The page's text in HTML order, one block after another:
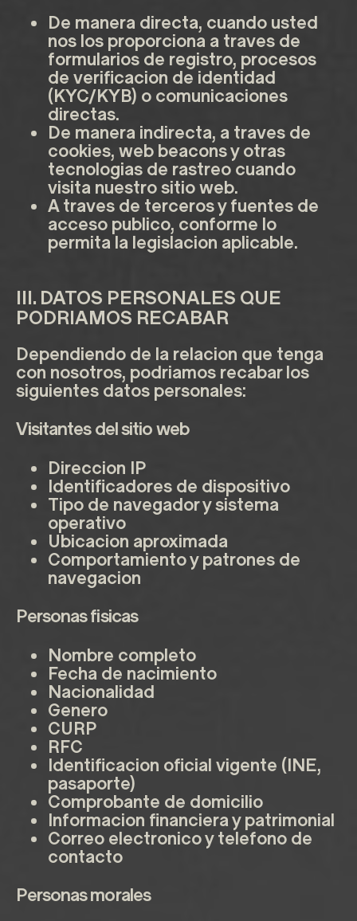
De manera directa, cuando usted
nos los proporciona a traves de
formularios de registro, procesos
de verificacion de identidad
(KYC/KYB) o comunicaciones
directas.
De manera indirecta, a traves de
cookies, web beacons y otras
tecnologias de rastreo cuando
visita nuestro sitio web.
A traves de terceros y fuentes de
acceso publico, conforme lo
permita la legislacion aplicable.
III. DATOS PERSONALES QUE
PODRIAMOS RECABAR
Dependiendo de la relacion que tenga
con nosotros, podriamos recabar los
siguientes datos personales:
Visitantes del sitio web
Direccion IP
Identificadores de dispositivo
Tipo de navegador y sistema
operativo
Ubicacion aproximada
Comportamiento y patrones de
navegacion
Personas fisicas
Nombre completo
Fecha de nacimiento
Nacionalidad
Genero
CURP
RFC
Identificacion oficial vigente (INE,
pasaporte)
Comprobante de domicilio
Informacion financiera y patrimonial
Correo electronico y telefono de
contacto
Personas morales